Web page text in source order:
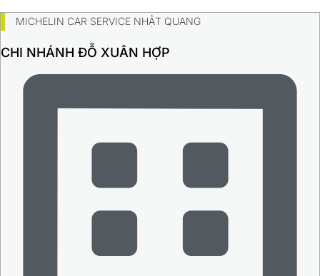
MICHELIN CAR SERVICE NHẬT QUANG
CHI NHÁNH ĐỖ XUÂN HỢP